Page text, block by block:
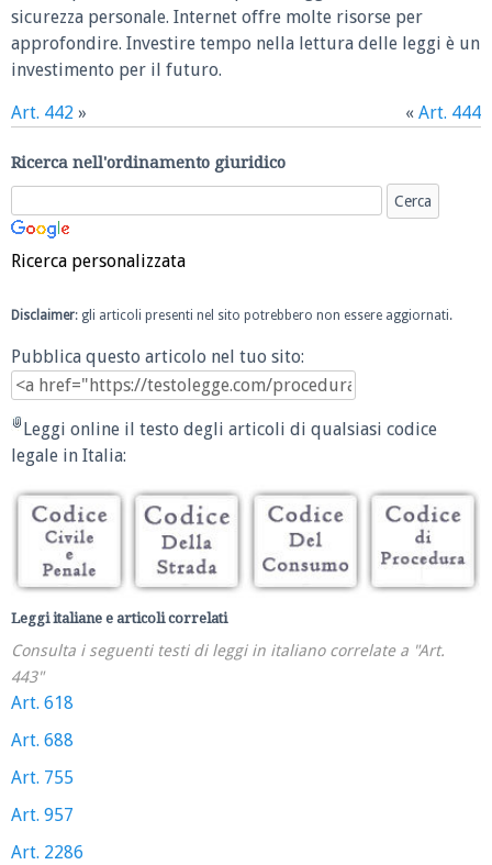
sicurezza personale. Internet offre molte risorse per
approfondire. Investire tempo nella lettura delle leggi è un
investimento per il futuro.
Art. 442 » « Art. 444
Ricerca nell'ordinamento giuridico
Ricerca personalizzata
Disclaimer: gli articoli presenti nel sito potrebbero non essere aggiornati.
Pubblica questo articolo nel tuo sito:
Leggi online il testo degli articoli di qualsiasi codice
legale in Italia:
Leggi italiane e articoli correlati
Consulta i seguenti testi di leggi in italiano correlate a "Art.
443"
Art. 618
Art. 688
Art. 755
Art. 957
Art. 2286